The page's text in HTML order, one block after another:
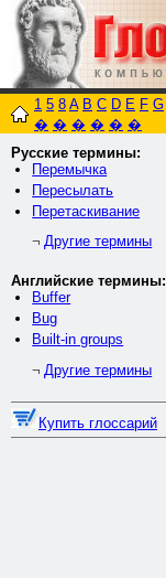
1 5 8 A B C D E F G
� � � � � �
Русские термины:
Перемычка
Пересылать
Перетаскивание
¬ Другие термины
Английские термины:
Buffer
Bug
Built-in groups
¬ Другие термины
Купить глоссарий